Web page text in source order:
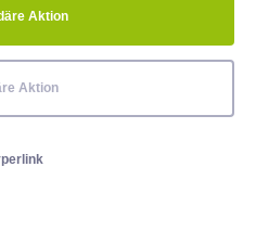
Aktion
Aktion